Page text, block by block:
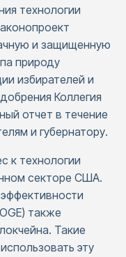
технологии
и защищенную
природу
избирателей и
Коллегия
отчет в течение
и губернатору.
к технологии
секторе США.
также
Такие
эту